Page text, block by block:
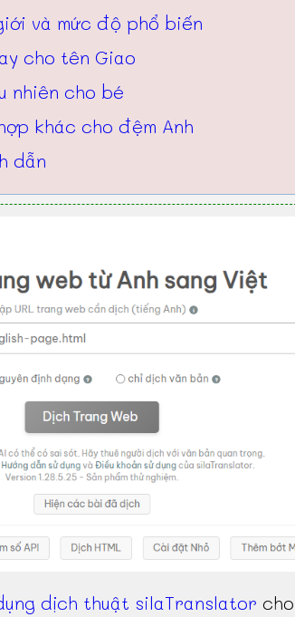
và mức độ phổ biến
cho tên Giao
nhiên cho bé
khác cho đệm Anh
dẫn
dịch thuật silaTranslator